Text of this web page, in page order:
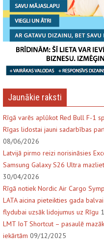
Jaunākie raksti
Rīgā varēs aplūkot Red Bull F-1
Rīgas lidostai jauni sadarbības
08/06/2026
Latvijā pirmo reizi norisināsies
Samsung Galaxy S26 Ultra
30/04/2026
Rīgā notiek Nordic Air Cargo
LATA aicina pieteikties gada
flydubai uzsāk lidojumus uz Rīgu
LMT IoT Shortcut – pasaulē
iekārtām 09/12/2025